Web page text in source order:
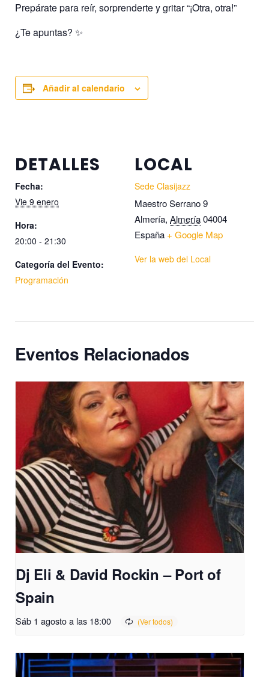
Prepárate para reír, sorprenderte y gritar “¡Otra, otra!”
¿Te apuntas? ✨
Añadir al calendario
DETALLES
Fecha:
Vie 9 enero
Hora:
20:00 - 21:30
Categoría del Evento:
Programación
LOCAL
Sede Clasijazz
Maestro Serrano 9
Almería, Almería04004
España + Google Map
Ver la web del Local
Eventos Relacionados
Dj Eli & David Rockin – Port of
Spain
Sáb 1 agosto a las 18:00